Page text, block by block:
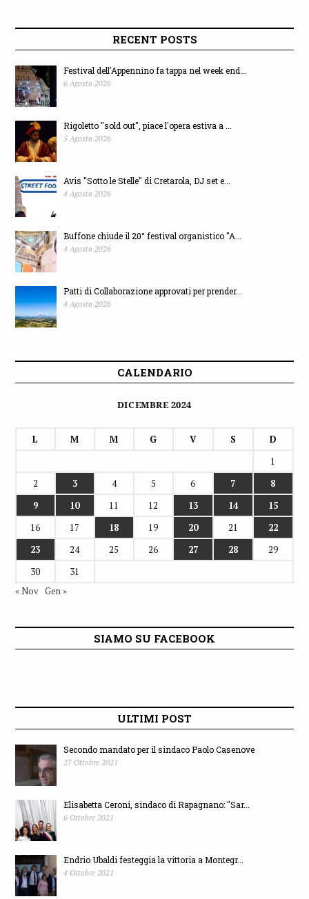
RECENT POSTS
Festival dell'Appennino fa tappa nel week end...
6 Agosto 2026
Rigoletto "sold out", piace l'opera estiva a ...
5 Agosto 2026
Avis "Sotto le Stelle" di Cretarola, DJ set e...
4 Agosto 2026
Buffone chiude il 20° festival organistico "A...
4 Agosto 2026
Patti di Collaborazione approvati per prender...
4 Agosto 2026
CALENDARIO
DICEMBRE 2024
L M M G V S
D
1
2
3 4 5 6 7
8
9
10 11 12 13 14
15
16
17 18 19 20 21
22
23
24 25 26 27 28
29
30
31
« Nov Gen »
SIAMO SU FACEBOOK
ULTIMI POST
Secondo mandato per il sindaco Paolo Casenove
27 Ottobre 2021
Elisabetta Ceroni, sindaco di Rapagnano: "Sar...
6 Ottobre 2021
Endrio Ubaldi festeggia la vittoria a Montegr...
4 Ottobre 2021